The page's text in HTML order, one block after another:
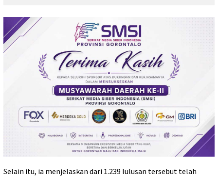
Selain itu, ia menjelaskan dari 1.239 lulusan tersebut telah